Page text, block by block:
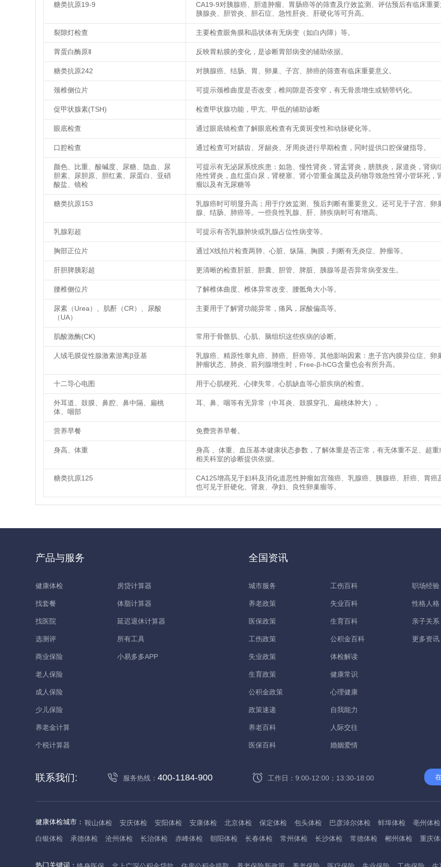
糖类抗原19-9
CA19-9对胰腺癌、胆道肿瘤、胃肠癌等的筛查及疗效监测、评估预后有临床重
胰腺炎、胆管炎、胆石症、急性肝炎、肝硬化等可升高。
裂隙灯检查 主要检查眼角膜和晶状体有无病变（如白内障）等。
胃蛋白酶原Ⅱ 反映胃粘膜的变化，是诊断胃部病变的辅助依据。
糖类抗原242 对胰腺癌、结肠、胃、卵巢、子宫、肺癌的筛查有临床重要意义。
颈椎侧位片 可提示颈椎曲度是否改变，椎间隙是否变窄，有无骨质增生或韧带钙化。
促甲状腺素(TSH) 检查甲状腺功能，甲亢、甲低的辅助诊断
眼底检查 通过眼底镜检查了解眼底检查有无黄斑变性和动脉硬化等。
口腔检查 通过检查可对龋齿、牙龈炎、牙周炎进行早期检查，同时提供口腔保健指导。
颜色、比重、酸碱度、尿糖、隐血、尿
胆素、尿胆原、胆红素、尿蛋白、亚硝
酸盐、镜检
可提示有无泌尿系统疾患：如急、慢性肾炎，肾盂肾炎，膀胱炎，尿道炎，肾病
疮性肾炎，血红蛋白尿，肾梗塞、肾小管重金属盐及药物导致急性肾小管坏死，
瘤以及有无尿糖等
糖类抗原153
乳腺癌时可明显升高；用于疗效监测、预后判断有重要意义。还可见于子宫、卵
腺、结肠、肺癌等。一些良性乳腺、肝、肺疾病时可有增高。
乳腺彩超 可提示有否乳腺肿块或乳腺占位性病变等。
胸部正位片 通过X线拍片检查两肺、心脏、纵隔、胸膜，判断有无炎症、肿瘤等。
肝胆脾胰彩超 更清晰的检查肝脏、胆囊、胆管、脾脏、胰腺等是否异常病变发生。
腰椎侧位片 了解椎体曲度、椎体异常改变、腰骶角大小等。
尿素（Urea）、肌酐（CR）、尿酸
（UA）
主要用于了解肾功能异常，痛风，尿酸偏高等。
肌酸激酶(CK) 常用于骨骼肌、心肌、脑组织这些疾病的诊断。
人绒毛膜促性腺激素游离β亚基
乳腺癌、精原性睾丸癌、肺癌、肝癌等。其他影响因素：患子宫内膜异位症、卵
肿瘤状态、肺炎、前列腺增生时，Free-β-hCG含量也会有所升高。
十二导心电图 用于心肌梗死、心律失常、心肌缺血等心脏疾病的检查。
外耳道、鼓膜、鼻腔、鼻中隔、扁桃
体、咽部
耳、鼻、咽等有无异常（中耳炎、鼓膜穿孔、扁桃体肿大）。
营养早餐 免费营养早餐。
身高、体重
身高 、体重、血压基本健康状态参数，了解体重是否正常，有无体重不足、超重
相关科室的诊断提供依据。
糖类抗原125
CA125增高见于妇科及消化道恶性肿瘤如宫颈癌、乳腺癌、胰腺癌、肝癌、胃癌
也可见于肝硬化、肾衰、孕妇、良性卵巢瘤等。
产品与服务
健康体检
找套餐
找医院
选测评
商业保险
老人保险
成人保险
少儿保险
养老金计算
个税计算器
房贷计算器
体脂计算器
延迟退休计算器
所有工具
小易多多APP
全国资讯
城市服务
养老政策
医保政策
工伤政策
失业政策
生育政策
公积金政策
政策速递
养老百科
医保百科
工伤百科
失业百科
生育百科
公积金百科
体检解读
健康常识
心理健康
自我能力
人际交往
婚姻爱情
职场经验
性格人格
亲子关系
更多资讯
联系我们: 服务热线： 400-1184-900 工作日：9:00-12:00；13:30-18:00
健康体检城市： 鞍山体检 安庆体检 安阳体检 安康体检 北京体检 保定体检 包头体检 巴彦淖尔体检 蚌埠体检 亳州体检
白银体检
承德体检 沧州体检 长治体检 赤峰体检 朝阳体检 长春体检 常州体检 长沙体检 常德体检 郴州体检 重庆
热门关键词：